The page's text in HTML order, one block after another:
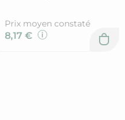
Prix moyen constaté
8,17 €